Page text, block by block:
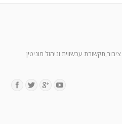
עכשווית וניהול מוניטין